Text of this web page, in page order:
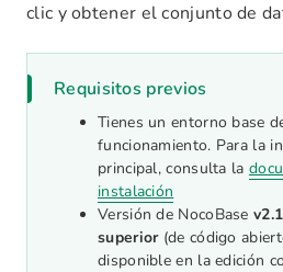
clic y obtener el conjunto de
Requisitos previos
Tienes un entorno base
funcionamiento. Para la
principal, consulta la
instalación
Versión de NocoBase
superior(de código
disponible en la edición